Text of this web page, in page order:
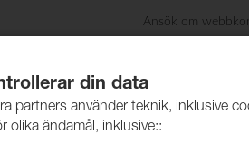
Ansök om
Produkter Skötselråd
din data
partners använder teknik, inklusive
olika ändamål, inklusive::